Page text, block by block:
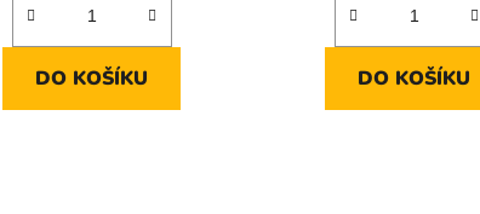
hvězdiček.
DO KOŠÍKU DO KOŠÍKU